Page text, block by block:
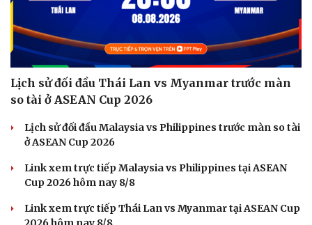
Âm nhạc
Di sản
Sao Việt
Lịch sử đối đầu Thái Lan vs Myanmar trước màn
so tài ở ASEAN Cup 2026
Lịch sử đối đầu Malaysia vs Philippines trước màn so tài
ở ASEAN Cup 2026
Link xem trực tiếp Malaysia vs Philippines tại ASEAN
Cup 2026 hôm nay 8/8
Link xem trực tiếp Thái Lan vs Myanmar tại ASEAN Cup